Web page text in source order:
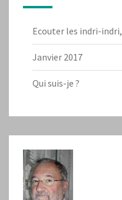
Ecouter les indri-
Janvier 2017
Qui suis-je ?